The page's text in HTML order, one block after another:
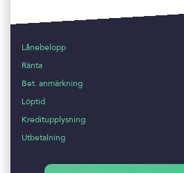
Lånebelopp
Ränta
Bet. anmärkning
Löptid
Kreditupplysning
Utbetalning